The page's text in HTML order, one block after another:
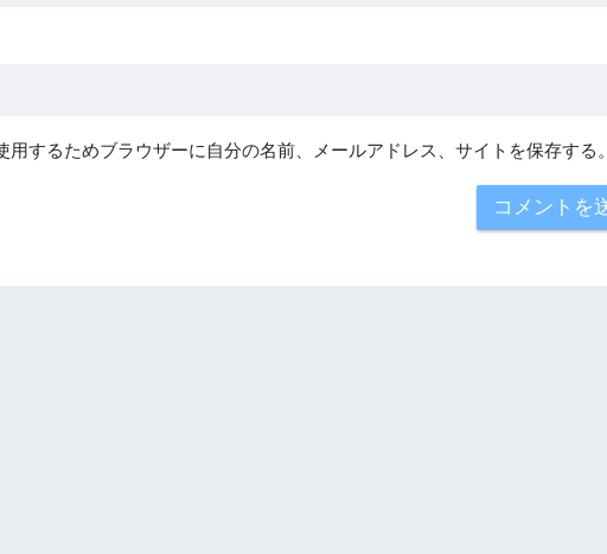
用するためブラウザーに自分の名前、メールアドレス、サイトを保存する。